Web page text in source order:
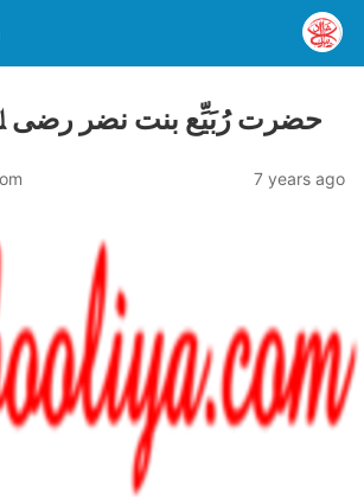
حضرت رُبَیِّع بنت نضر رضی
7 years ago